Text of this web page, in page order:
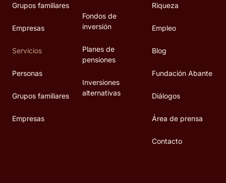
Grupos familiares
Empresas
Servicios
Personas
Grupos familiares
Empresas
Fondos de
inversión
Planes de
pensiones
Inversiones
alternativas
Riqueza
Empleo
Blog
Fundación Abante
Diálogos
Área de prensa
Contacto